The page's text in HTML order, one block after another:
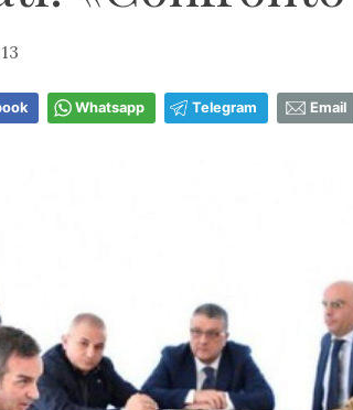
Whatsapp Telegram Email